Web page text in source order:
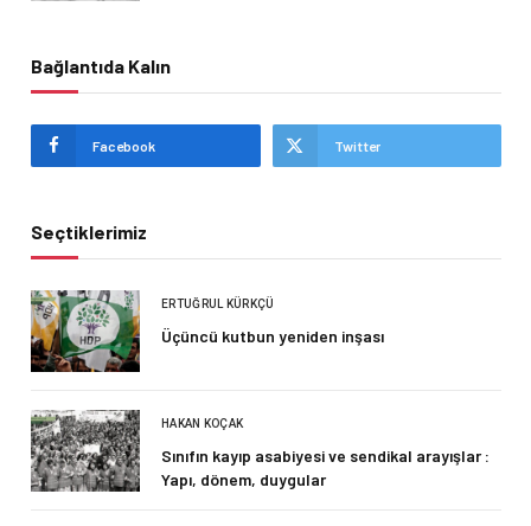
Bağlantıda Kalın
Facebook Twitter
Seçtiklerimiz
ERTUĞRUL KÜRKÇÜ
Üçüncü kutbun yeniden inşası
HAKAN KOÇAK
Sınıfın kayıp asabiyesi ve sendikal arayışlar :
Yapı, dönem, duygular